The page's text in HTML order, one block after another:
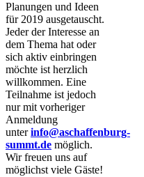
Planungen und Ideen
für 2019 ausgetauscht.
Jeder der Interesse an
dem Thema hat oder
sich aktiv einbringen
möchte ist herzlich
willkommen. Eine
Teilnahme ist jedoch
nur mit vorheriger
Anmeldung
unterinfo@aschaffenburg-
summt.de möglich.
Wir freuen uns auf
möglichst viele Gäste!